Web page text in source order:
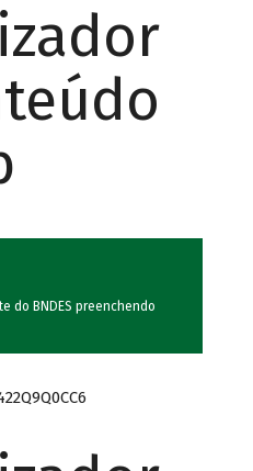
do BNDES preenchendo